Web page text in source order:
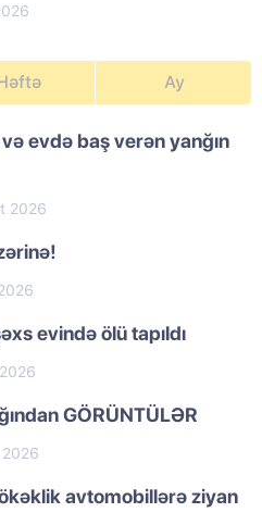
Ay
evdə baş verən yanğın
2026
evində ölü tapıldı
GÖRÜNTÜLƏR
avtomobillərə ziyan